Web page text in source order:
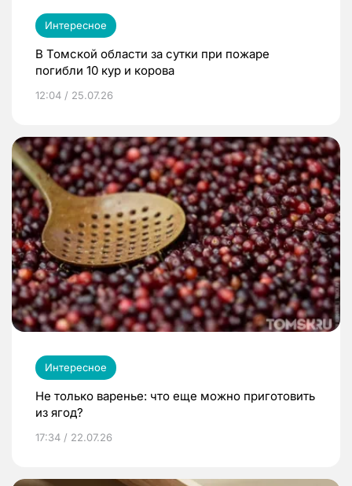
Интересное
В Томской области за сутки при пожаре
погибли 10 кур и корова
12:04 / 25.07.26
Интересное
Не только варенье: что еще можно приготовить
из ягод?
17:34 / 22.07.26